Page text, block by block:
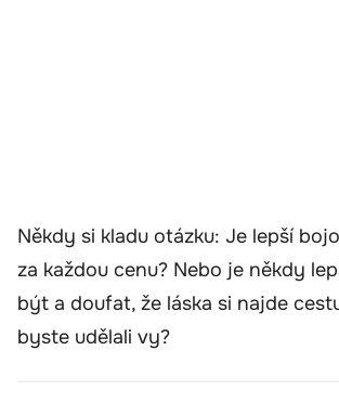
Někdy si kladu otázku: Je lepší
za každou cenu? Nebo je někdy
být a doufat, že láska si najde
byste udělali vy?